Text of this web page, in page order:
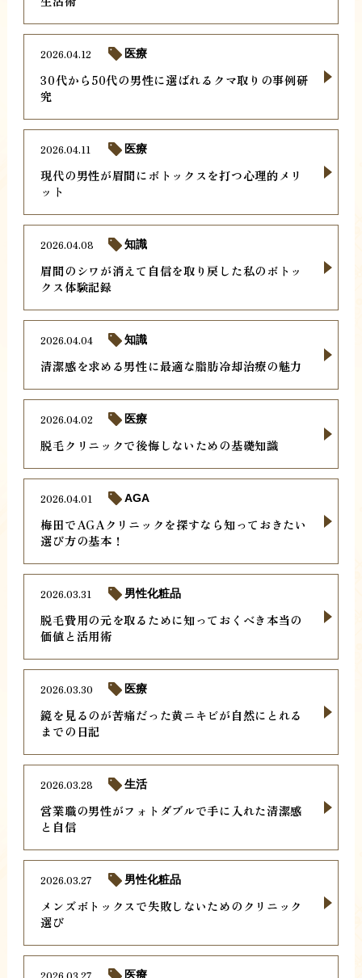
30代から50代の男性に選ばれるクマ取りの事例研
究
2026.04.12 医療
現代の男性が眉間にボトックスを打つ心理的メリ
ット
2026.04.11 医療
眉間のシワが消えて自信を取り戻した私のボトッ
クス体験記録
2026.04.08 知識
清潔感を求める男性に最適な脂肪冷却治療の魅力
2026.04.04 知識
脱毛クリニックで後悔しないための基礎知識
2026.04.02 医療
梅田でAGAクリニックを探すなら知っておきたい
選び方の基本！
2026.04.01 AGA
脱毛費用の元を取るために知っておくべき本当の
価値と活用術
2026.03.31 男性化粧品
鏡を見るのが苦痛だった黄ニキビが自然にとれる
までの日記
2026.03.30 医療
営業職の男性がフォトダブルで手に入れた清潔感
と自信
2026.03.28 生活
メンズボトックスで失敗しないためのクリニック
選び
2026.03.27 男性化粧品
医療